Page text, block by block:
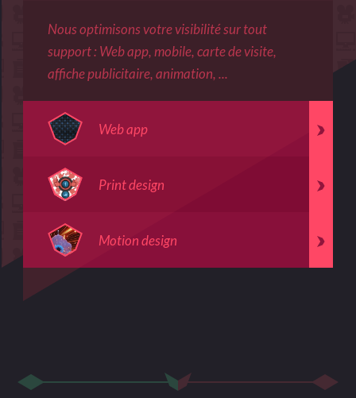
Nousoptimisonsvotre visibilité sur tout
support :Web app,mobile,carte de visite,
affiche publicitaire,animation, ...
Web app
Print design
Motion design